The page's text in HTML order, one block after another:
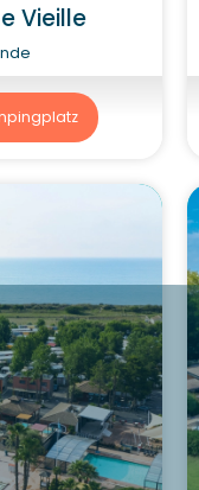
Vieille